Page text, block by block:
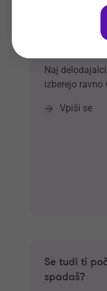
Naj
izberejo ravno
Vpiši se
Se tudi ti
spadaš?